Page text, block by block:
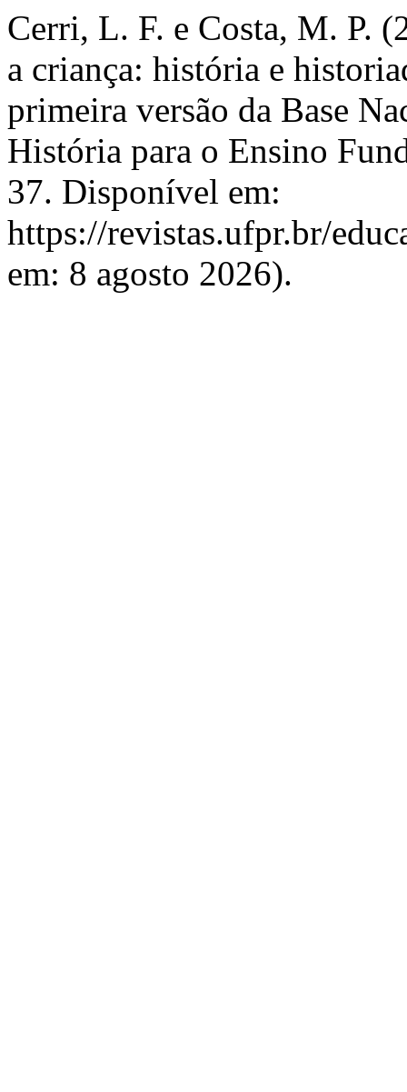
Cerri, L. F. e Costa, M. P.
a criança: história e
primeira versão da Base
História para o Ensino
37. Disponível em:
https://revistas.ufpr.br/
em: 8 agosto 2026).